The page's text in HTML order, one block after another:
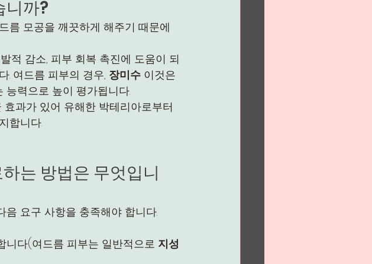
니까?
름 모공을 깨끗하게 해주기 때문에
적 감소, 피부 회복 촉진에 도움이 되
. 여드름 피부의 경우, 장미수 이것은
력으로 높이 평가됩니다.
과가 있어 유해한 박테리아로부터
합니다.
는 방법은 무엇입니
요구 사항을 충족해야 합니다.
니다(여드름 피부는 일반적으로 지성